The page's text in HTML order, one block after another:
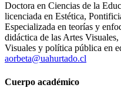
Doctora en Ciencias de la
licenciada en Estética,
Especializada en teorías y
didáctica de las Artes
Visuales y política pública en
aorbeta@uahurtado.cl
Cuerpo académico